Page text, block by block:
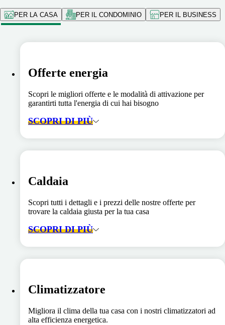
PER LA CASA PER IL CONDOMINIO PER IL BUSINESS
Offerte energia
Scopri le migliori offerte e le modalità di attivazione per
garantirti tutta l'energia di cui hai bisogno
SCOPRI DI PIÙ
Caldaia
Scopri tutti i dettagli e i prezzi delle nostre offerte per
trovare la caldaia giusta per la tua casa
SCOPRI DI PIÙ
Climatizzatore
Migliora il clima della tua casa con i nostri climatizzatori ad
alta efficienza energetica.